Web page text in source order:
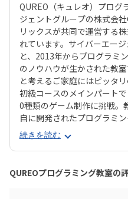
QUREO（キュレオ）プログ
ジェントグループの株式会
リックスが共同で運営する
れています。サイバーエー
と、2013年からプログラミ
のノウハウが生かされた教
と考えるご家庭にはピッタ
初級コースのメインパート
0種類のゲーム制作に挑戦。
自に開発されたプログラミ
オ）」です。スマホゲーム
るのに、本格的な内容が学
「やらされている感」がな
ていくようなペースでどん
のデザイン性も高く、実際
続きを読む
QUREOプログラミング教室の